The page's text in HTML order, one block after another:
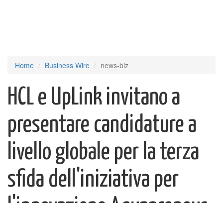
Home Business Wire news-biz
HCL e UpLink invitano a
presentare candidature a
livello globale per la terza
sfida dell'iniziativa per